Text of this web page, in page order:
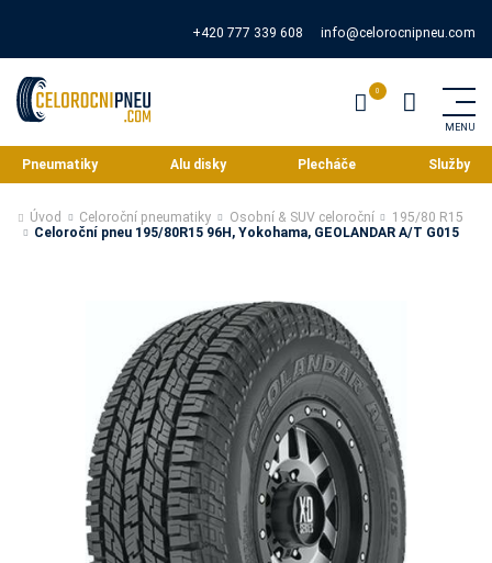
+420 777 339 608 info@celorocnipneu.com
Pneumatiky Alu disky Plecháče Služby
Úvod Celoroční pneumatiky Osobní & SUV celoroční
195/80 R15
Celoroční pneu 195/80R15 96H, Yokohama, GEOLANDAR A/T G015